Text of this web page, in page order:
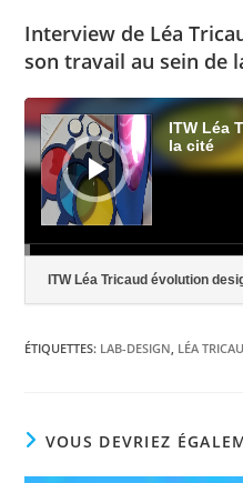
Interview de Léa
son travail au sein de
Lecteur
audio
ITW Léa
la cité
ITW Léa Tricaud évolution
ÉTIQUETTES: LAB-DESIGN, LÉA
VOUS DEVRIEZ